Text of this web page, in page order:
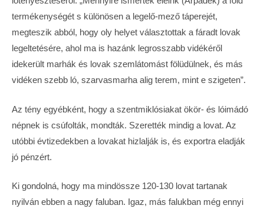
termékenységét s különösen a legelő-mező táperejét,
megteszik abból, hogy oly helyet választottak a fáradt lovak
legeltetésére, ahol ma is hazánk legrosszabb vidékéről
idekerült marhák és lovak szemlátomást fölüdülnek, és más
vidéken szebb ló, szarvasmarha alig terem, mint e szigeten”.
Az tény egyébként, hogy a szentmiklósiakat ökör- és lóimádó
népnek is csúfolták, mondták. Szerették mindig a lovat. Az
utóbbi évtizedekben a lovakat hizlalják is, és exportra eladják
jó pénzért.
Ki gondolná, hogy ma mindössze 120-130 lovat tartanak
nyilván ebben a nagy faluban. Igaz, más falukban még ennyi